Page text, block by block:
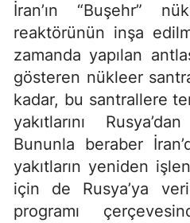
İran’ın “Buşehr”
reaktörünün inşa
zamanda yapılan
gösteren nükleer
kadar, bu santrallere
yakıtlarını
Bununla beraber
yakıtların yeniden
için de Rusya’ya
programı